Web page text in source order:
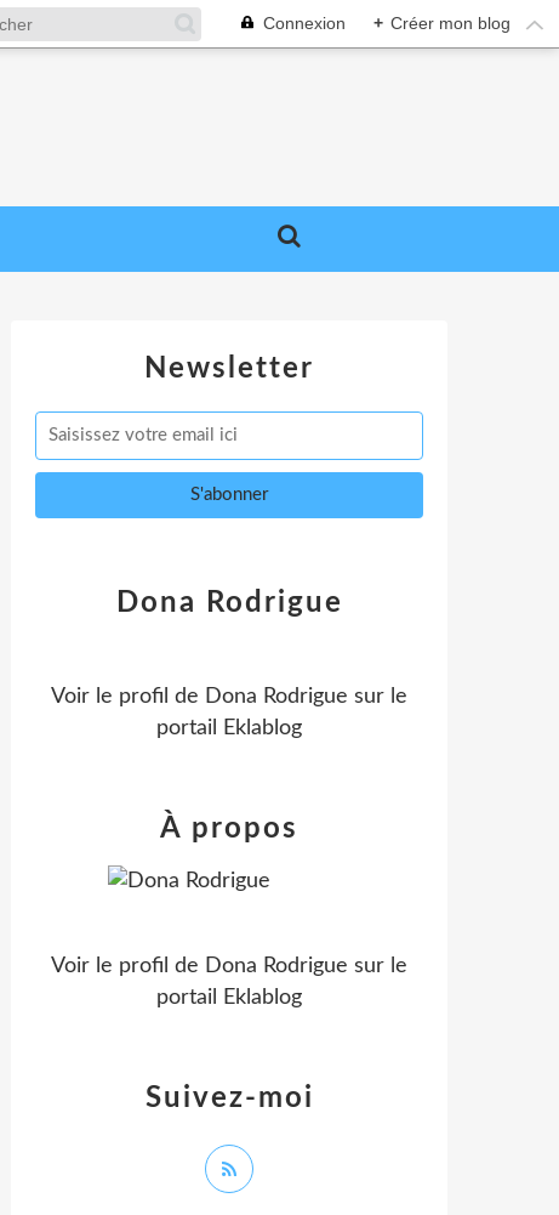
Connexion + Créer mon blog
Newsletter
Dona Rodrigue
Voir le profil de Dona Rodrigue sur le
portail Eklablog
Suivez-moi
À propos
Voir le profil de Dona Rodrigue sur le
portail Eklablog